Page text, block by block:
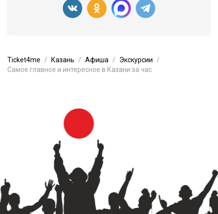
Ticket4me Казань Афиша
Экскурсии
Самое главное и интересное в Казани за час